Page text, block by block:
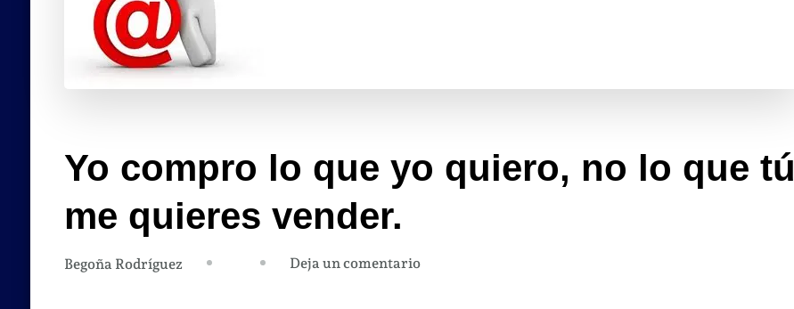
Yo compro lo que yo quiero, no lo que tú
me quieres vender.
Begoña Rodríguez Deja un comentarioen